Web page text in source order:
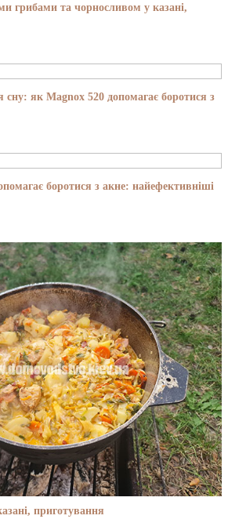
грибами та чорносливом у казані,
як Magnox 520 допомагає боротися з
боротися з акне: найефективніші
приготування